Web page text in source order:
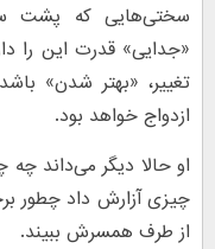
سختی‌هایی که پشت سر
«جدایی» قدرت این را
تغییر، «بهتر شدن»
ازدواج خواهد بود.
او حالا دیگر می‌داند
چیزی آزارش داد چطور
از طرف همسرش ببیند.